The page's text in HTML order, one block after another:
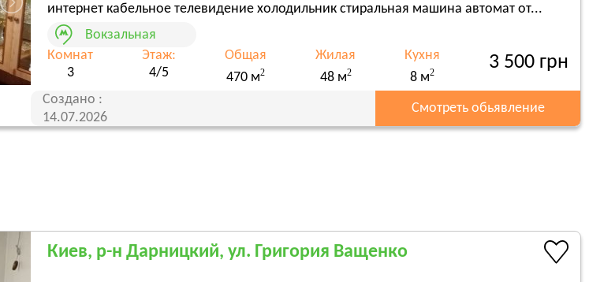
интернет кабельное телевидение холодильник стиральная машина автомат от...
Вокзальная
Комнат
3
Этаж:
4/5
Общая
470 м2
Жилая
48 м2
Кухня
8 м2 3 500 грн
Создано :
14.07.2026
Смотреть обьявление
Киев, р-н Дарницкий, ул. Григория Ващенко